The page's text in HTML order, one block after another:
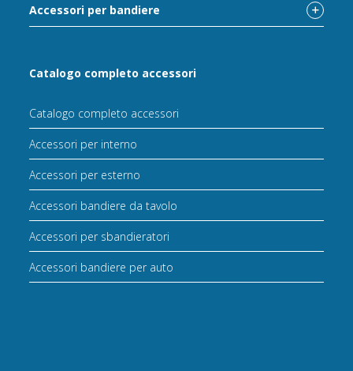
Accessori per bandiere
Catalogo completo accessori
Catalogo completo accessori
Accessori per interno
Accessori per esterno
Accessori bandiere da tavolo
Accessori per sbandieratori
Accessori bandiere per auto